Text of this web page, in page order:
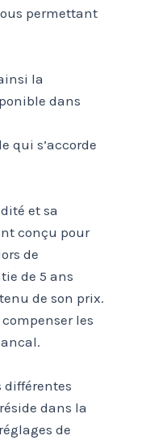
permettant
la
dans
qui s’accorde
et sa
conçu pour
de
de 5 ans
de son prix.
les
différentes
dans la
de